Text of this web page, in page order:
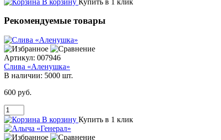
Рекомендуемые товары
Артикул: 007946
Слива «Аленушка»
В наличии: 5000 шт.
600 руб.
В корзину Купить в 1 клик